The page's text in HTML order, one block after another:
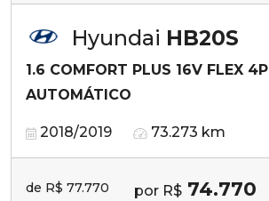
Hyundai HB20S
1.6 COMFORT PLUS 16V FLEX 4P
AUTOMÁTICO
2018/2019 73.273 km
de R$ 77.770 por R$ 74.770